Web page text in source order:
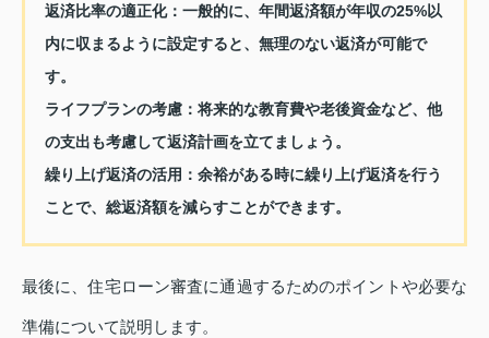
返済比率の適正化：一般的に、年間返済額が年収の25%以
内に収まるように設定すると、無理のない返済が可能で
す。
ライフプランの考慮：将来的な教育費や老後資金など、他
の支出も考慮して返済計画を立てましょう。
繰り上げ返済の活用 ：余裕がある時に繰り上げ返済を行う
ことで、総返済額を減らすことができます。
最後に、住宅ローン審査に通過するためのポイントや必要な
準備について説明します。